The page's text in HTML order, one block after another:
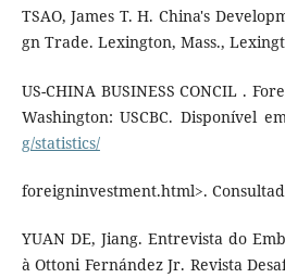
TSAO, James T. H. China's
gn Trade. Lexington, Mass.,
US-CHINA BUSINESS CONCIL .
Washington: USCBC. Disponível
g/statistics/
foreigninvestment.html>.
YUAN DE, Jiang. Entrevista do
à Ottoni Fernández Jr. Revista